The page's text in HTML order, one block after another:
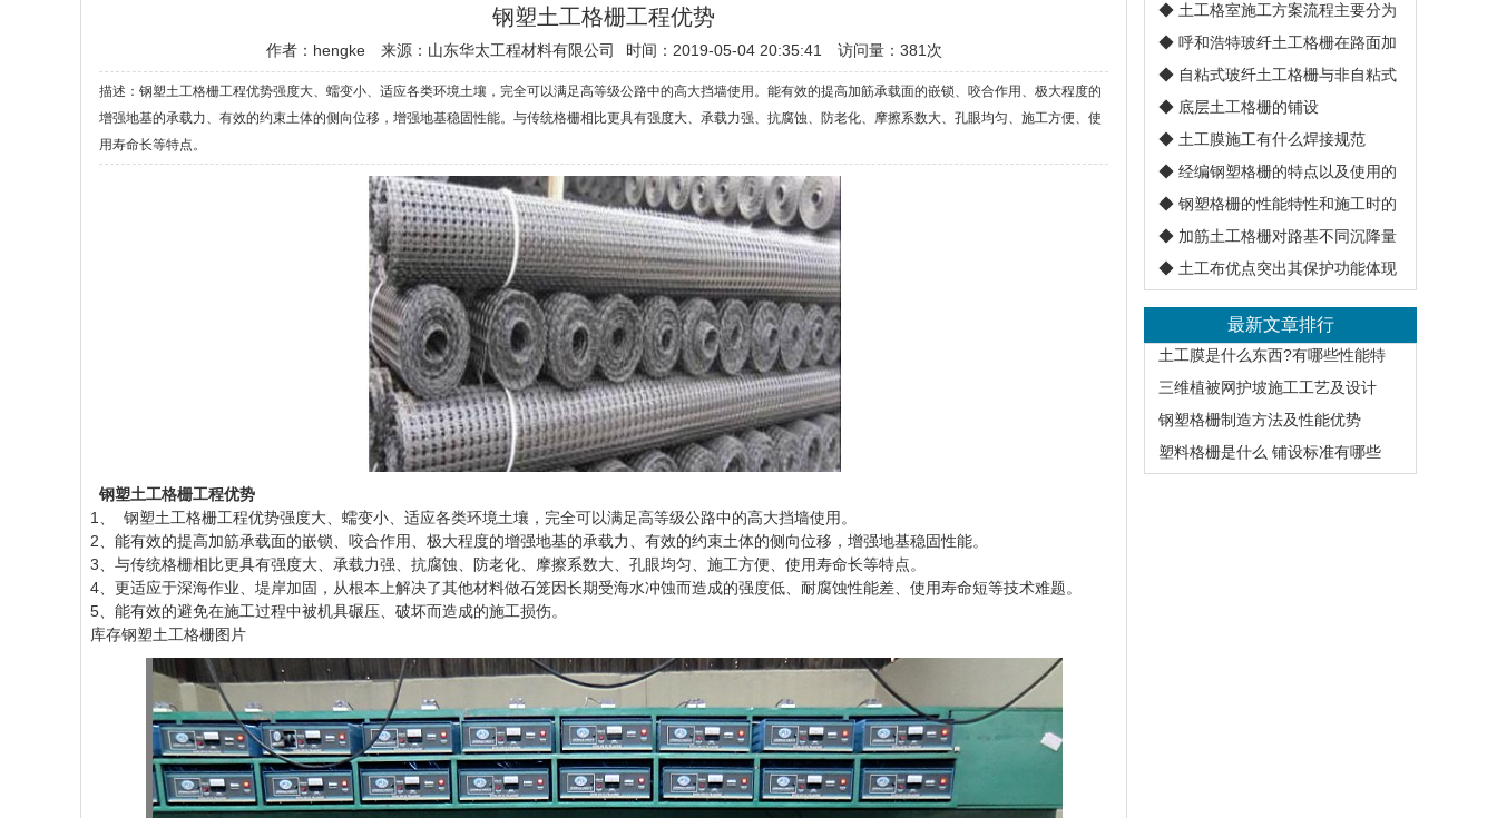
◆ 土工格室施工方案流程主要分为
◆ 呼和浩特玻纤土工格栅在路面加
◆ 自粘式玻纤土工格栅与非自粘式
◆ 底层土工格栅的铺设
◆ 土工膜施工有什么焊接规范
◆ 经编钢塑格栅的特点以及使用的
◆ 钢塑格栅的性能特性和施工时的
◆ 加筋土工格栅对路基不同沉降量
◆ 土工布优点突出其保护功能体现
最新文章排行
土工膜是什么东西?有哪些性能特
三维植被网护坡施工工艺及设计
钢塑格栅制造方法及性能优势
塑料格栅是什么 铺设标准有哪些
钢塑土工格栅工程优势
作者：hengke 来源：山东华太工程材料有限公司 时间：2019-05-04 20:35:41 访问量： 381次
描述：钢塑土工格栅工程优势强度大、蠕变小、适应各类环境土壤，完全可以满足高等级公路中的高大挡墙使用。能有效的提高加筋承载面的嵌锁、咬合作用、极大程度的
增强地基的承载力、有效的约束土体的侧向位移，增强地基稳固性能。与传统格栅相比更具有强度大、承载力强、抗腐蚀、防老化、摩擦系数大、孔眼均匀、施工方便、使
用寿命长等特点。
钢塑土工格栅工程优势
1、
钢塑土工格栅工程优势强度大、蠕变小、适应各类环境土壤，完全可以满足高等级公路中的高大挡墙使用。
2、能有效的提高加筋承载面的嵌锁、咬合作用、极大程度的增强地基的承载力、有效的约束土体的侧向位移，增强地基稳固性能。
3、与传统格栅相比更具有强度大、承载力强、抗腐蚀、防老化、摩擦系数大、孔眼均匀、施工方便、使用寿命长等特点。
4、更适应于深海作业、堤岸加固，从根本上解决了其他材料做石笼因长期受海水冲蚀而造成的强度低、耐腐蚀性能差、使用寿命短等技术难题。
5、能有效的避免在施工过程中被机具碾压、破坏而造成的施工损伤。
库存钢塑土工格栅图片